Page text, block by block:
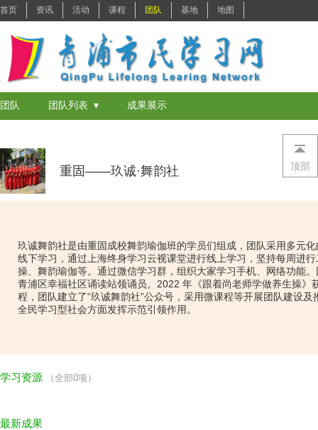
首页 资讯 活动 课程 团队 基地 地图
团队 团队列表 ▾ 成果展示
顶部
重固——玖诚·舞韵社
玖诚舞韵社是由重固成校舞韵瑜伽班的学员们组成，团队采用多元
线下学习，通过上海终身学习云视课堂进行线上学习，坚持每周进
操、舞韵瑜伽等。通过微信学习群，组织大家学习手机、网络功能
青浦区幸福社区诵读站领诵员。2022 年《跟着尚老师学做养生操》
程，团队建立了“玖诚舞韵社”公众号，采用微课程等开展团队建设
全民学习型社会方面发挥示范引领作用。
学习资源 （全部0项）
最新成果